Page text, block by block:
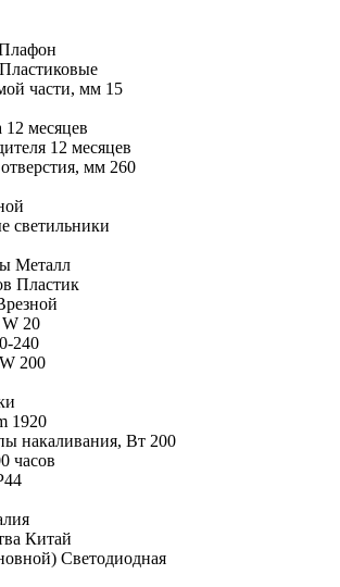
Пластиковые
части, мм 15
12 месяцев
12 месяцев
мм 260
светильники
Металл
Пластик
20
240
200
1920
накаливания, Вт 200
часов
Китай
Светодиодная